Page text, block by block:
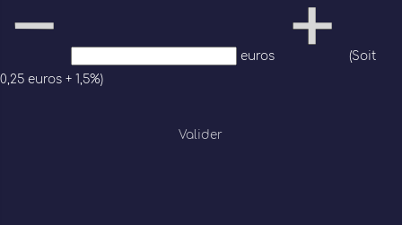
euros
(Soit
0,25 euros + 1,5%)
Valider